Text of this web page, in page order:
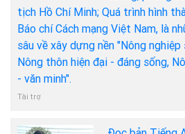
tịch Hồ Chí Minh; Quá trình hình
Báo chí Cách mạng Việt Nam, là
sâu về xây dựng nền "Nông
Nông thôn hiện đại - đáng sống,
- văn minh".
Tài trợ